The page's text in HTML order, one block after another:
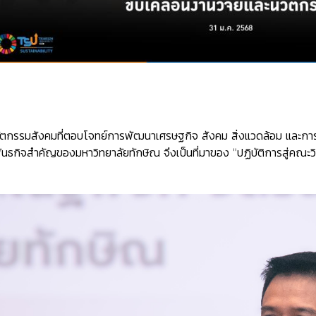
กรรมสังคมที่ตอบโจทย์การพัฒนาเศรษฐกิจ สังคม สิ่งแวดล้อม และกา
พันธกิจสำคัญของมหาวิทยาลัยทักษิณ จึงเป็นที่มาของ "ปฏิบัติการสู่คณ